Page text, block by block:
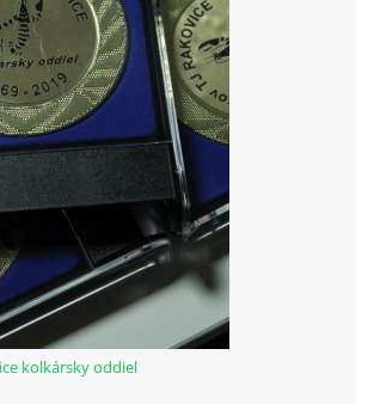
TJ RAKOVICE
Telovýchovná jednota Rakovice
Rakovice 220
kolkársky oddiel